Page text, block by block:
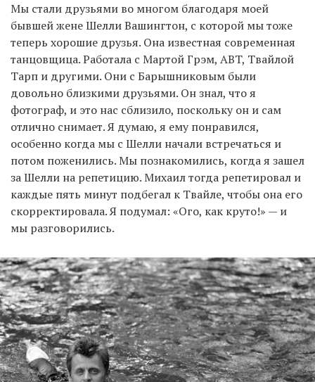
Мы стали друзьями во многом благодаря моей
бывшей жене Шелли Вашингтон, с которой мы тоже
теперь хорошие друзья. Она известная современная
танцовщица. Работала с Мартой Грэм, ABT, Твайлой
Тарп и другими. Они с Барышниковым были
довольно близкими друзьями. Он знал, что я
фотограф, и это нас сблизило, поскольку он и сам
отлично снимает. Я думаю, я ему понравился,
особенно когда мы с Шелли начали встречаться и
потом поженились. Мы познакомились, когда я зашел
за Шелли на репетицию. Михаил тогда репетировал и
каждые пять минут подбегал к Твайле, чтобы она его
скорректировала. Я подумал: «Ого, как круто!» — и
мы разговорились.